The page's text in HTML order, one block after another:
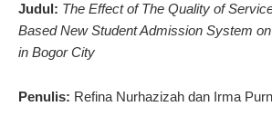
Judul: The Effect of The Quality of
Based New Student Admission System
in Bogor City
Penulis: Refina Nurhazizah dan Irma